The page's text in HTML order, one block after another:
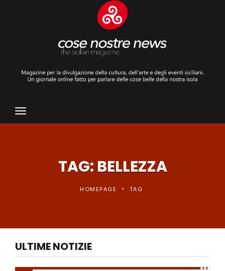
Toggle
Navigation
TAG: BELLEZZA
HOMEPAGE » TAG
ULTIME NOTIZIE